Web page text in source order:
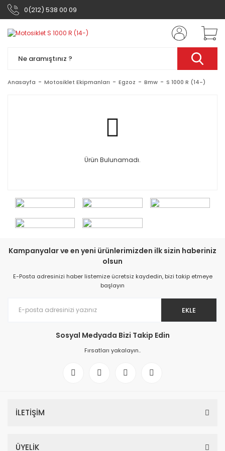
0(212) 538 00 09
Anasayfa Motosiklet Ekipmanları Egzoz Bmw S 1000 R (14-)
Ürün Bulunamadı.
Kampanyalar ve en yeni ürünlerimizden ilk sizin haberiniz
olsun
E-Posta adresinizi haber listemize ücretsiz kaydedin, bizi takip etmeye
başlayın
EKLE
Sosyal Medyada Bizi Takip Edin
Fırsatları yakalayın..
İLETİŞİM
ÜYELİK